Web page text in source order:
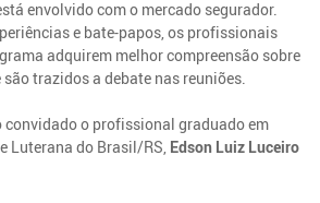
envolvido com o mercado segurador.
e bate-papos, os profissionais
adquirem melhor compreensão sobre
trazidos a debate nas reuniões.
convidado o profissional graduado em
Luterana do Brasil/RS, Edson Luiz Luceiro